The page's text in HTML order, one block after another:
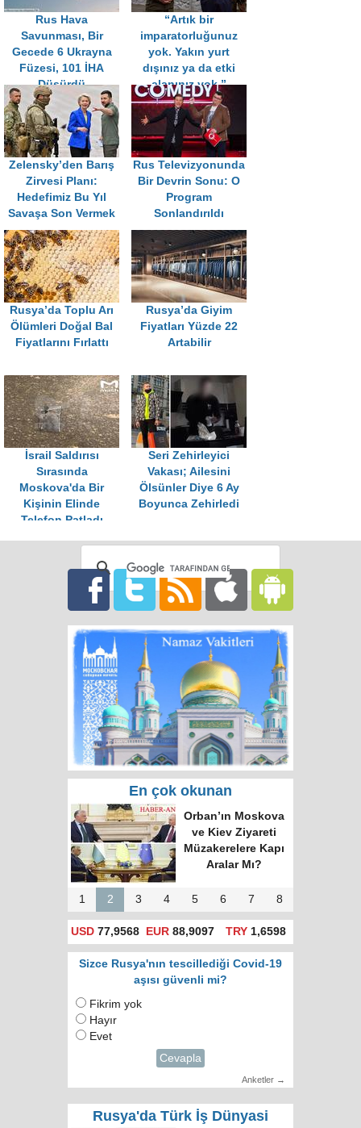
Rus Hava
Savunması, Bir
Gecede 6 Ukrayna
Füzesi, 101 İHA
Düşürdü
“Artık bir
imparatorluğunuz
yok. Yakın yurt
dışınız ya da etki
alanınız yok.”
Zelensky’den Barış
Zirvesi Planı:
Hedefimiz Bu Yıl
Savaşa Son Vermek
Rus Televizyonunda
Bir Devrin Sonu: O
Program
Sonlandırıldı
Rusya’da Toplu Arı
Ölümleri Doğal Bal
Fiyatlarını Fırlattı
Rusya’da Giyim
Fiyatları Yüzde 22
Artabilir
İsrail Saldırısı
Sırasında
Moskova'da Bir
Kişinin Elinde
Telefon Patladı
Seri Zehirleyici
Vakası; Ailesini
Ölsünler Diye 6 Ay
Boyunca Zehirledi
En çok okunan
Rusya'da hatalı celp
için itiraz e-devlet
(gosuslugi)
üzerinden
yapılacak!
1 2 3 4 5 6 7 8
USD 77,9568 EUR 88,9097 TRY1,6598
Sizce Rusya'nın tescillediği Covid-19
aşısı güvenli mi?
Fikrim yok
Hayır
Evet
Cevapla
Anketler →
Rusya'da Türk İş Dünyasi